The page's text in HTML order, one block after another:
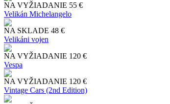
NA VYŽIADANIE 55 €
Velikán Michelangelo
NA SKLADE 48 €
Velikáni vojen
NA VYŽIADANIE 120 €
Vespa
NA VYŽIADANIE 120 €
Vintage Cars (2nd Edition)